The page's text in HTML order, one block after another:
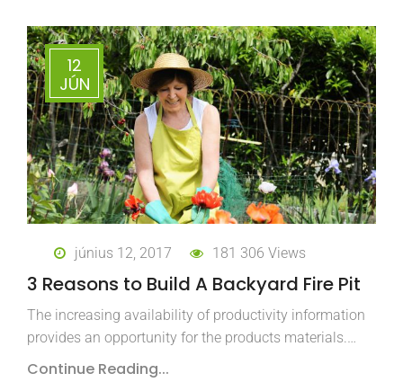
12
JÚN
június 12, 2017 181 306 Views
3 Reasons to Build A Backyard Fire Pit
The increasing availability of productivity information
provides an opportunity for the products materials.…
Continue Reading...